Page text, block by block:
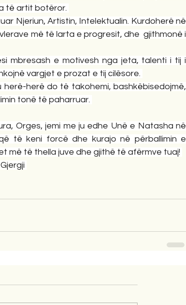
të artit botëror.
Njeriun, Artistin, Intelektualin. Kurdoherë në
më të larta e progresit, dhe  gjithmonë i
e motivesh nga jeta, talenti i tij i
vargjet e prozat e tij cilësore.
herë do të takohemi, bashkëbisedojmë,
tonë të paharruar.
Orges, jemi me ju edhe Unë e Natasha në
të keni forcë dhe kurajo në përballimin e
më të thella juve dhe gjithë të afërmve tuaj!